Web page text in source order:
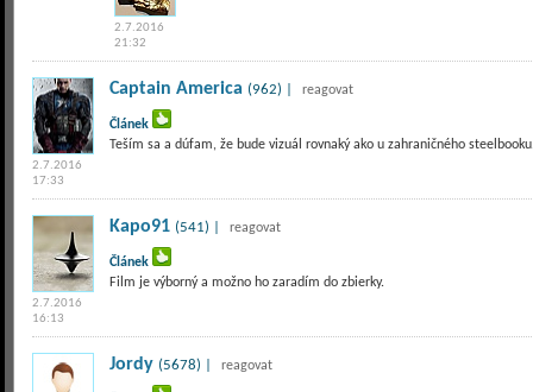
2.7.2016
21:32
2.7.2016
17:33
Captain America (962) | reagovat
Článek
Teším sa a dúfam, že bude vizuál rovnaký ako u zahraničného
2.7.2016
16:13
Kapo91 (541) | reagovat
Článek
Film je výborný a možno ho zaradím do zbierky.
Jordy (5678) | reagovat